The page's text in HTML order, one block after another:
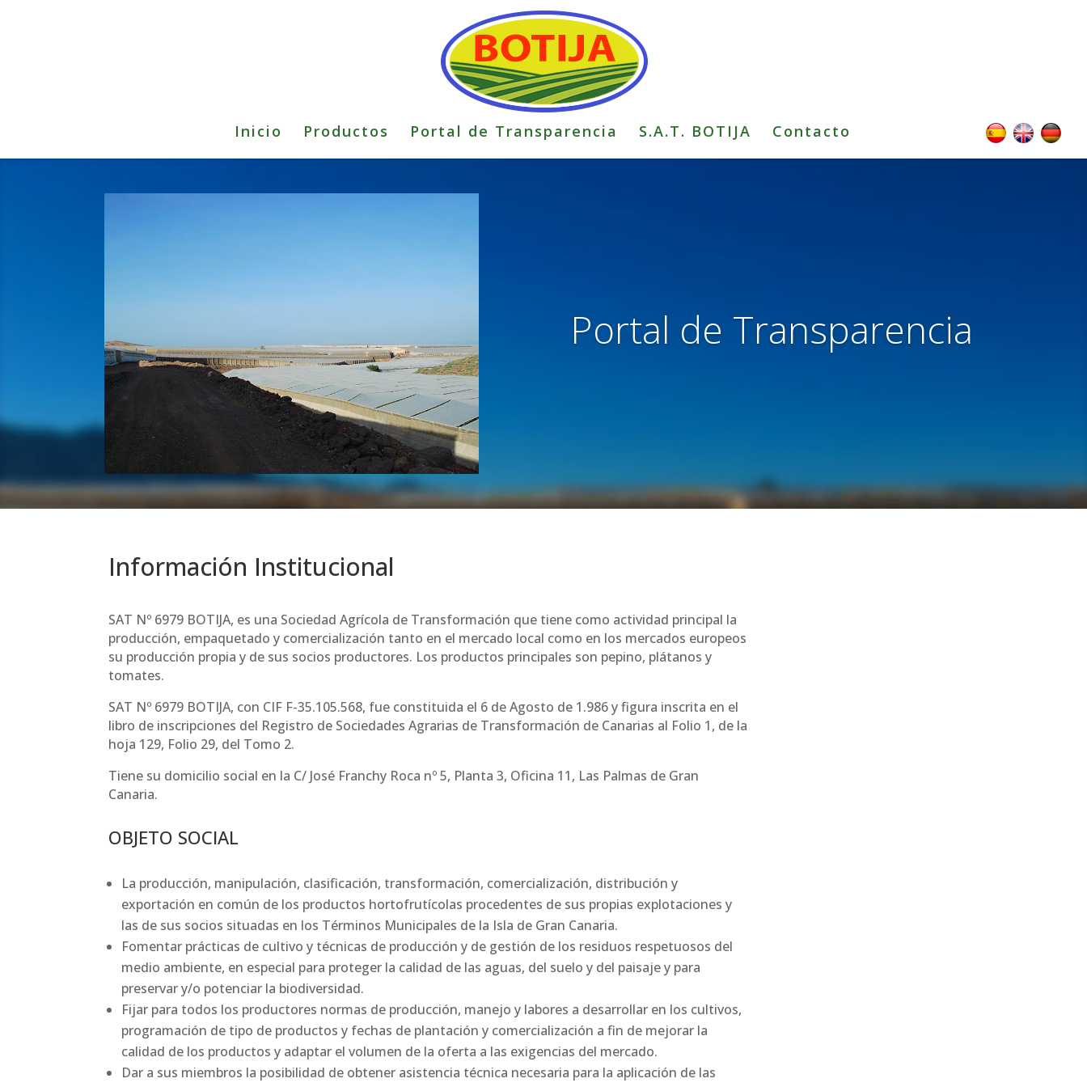
Inicio Productos Portal de Transparencia S.A.T. BOTIJA Contacto
Portal de Transparencia
Información Institucional
SAT Nº 6979 BOTIJA, es una Sociedad Agrícola de Transformación que tiene como actividad principal la
producción, empaquetado y comercialización tanto en el mercado local como en los mercados europeos
su producción propia y de sus socios productores. Los productos principales son pepino, plátanos y
tomates.
SAT Nº 6979 BOTIJA, con CIF F-35.105.568, fue constituida el 6 de Agosto de 1.986 y figura inscrita en el
libro de inscripciones del Registro de Sociedades Agrarias de Transformación de Canarias al Folio 1, de la
hoja 129, Folio 29, del Tomo 2.
Tiene su domicilio social en la C/ José Franchy Roca nº 5, Planta 3, Oficina 11, Las Palmas de Gran
Canaria.
OBJETO SOCIAL
La producción, manipulación, clasificación, transformación, comercialización, distribución y
exportación en común de los productos hortofrutícolas procedentes de sus propias explotaciones y
las de sus socios situadas en los Términos Municipales de la Isla de Gran Canaria.
Fomentar prácticas de cultivo y técnicas de producción y de gestión de los residuos respetuosos del
medio ambiente, en especial para proteger la calidad de las aguas, del suelo y del paisaje y para
preservar y/o potenciar la biodiversidad.
Fijar para todos los productores normas de producción, manejo y labores a desarrollar en los cultivos,
programación de tipo de productos y fechas de plantación y comercialización a fin de mejorar la
calidad de los productos y adaptar el volumen de la oferta a las exigencias del mercado.
Dar a sus miembros la posibilidad de obtener asistencia técnica necesaria para la aplicación de las